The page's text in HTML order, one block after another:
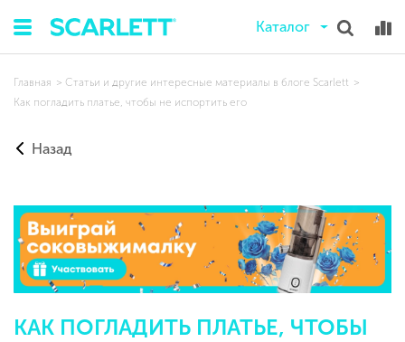
Каталог
Главная
Статьи и другие интересные материалы в блоге Scarlett
Как погладить платье, чтобы не испортить его
Назад
КАК ПОГЛАДИТЬ ПЛАТЬЕ, ЧТОБЫ